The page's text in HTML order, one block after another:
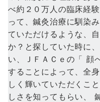
べ約２０万人の臨床経
って、鍼灸治療に馴染
ていただけるような、
か？と探していた時に
い、ＪＦＡＣｅの「 顔
することによって、全
しく輝いていただくこ
しさを知ってもらい、